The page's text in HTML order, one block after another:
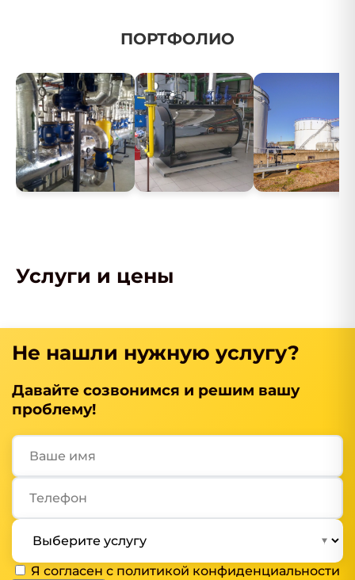
ПОРТФОЛИО
Услуги и цены
Не нашли нужную услугу?
Давайте созвонимся и решим вашу
проблему!
Я согласен с политикой конфиденциальности